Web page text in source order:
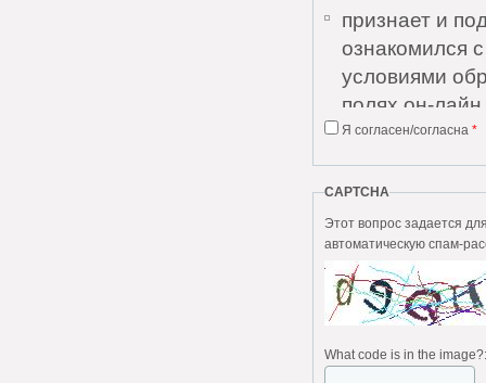
признает и
ознакомился
условиями
полях он-лайн
признает и
Соглашения и
понятны;
дает
выражает
без каких-
Пользователь
Я согласен/согласна *
CAPTCHA
Этот вопрос задается для того, чтобы
автоматическую спам-
What code is in the